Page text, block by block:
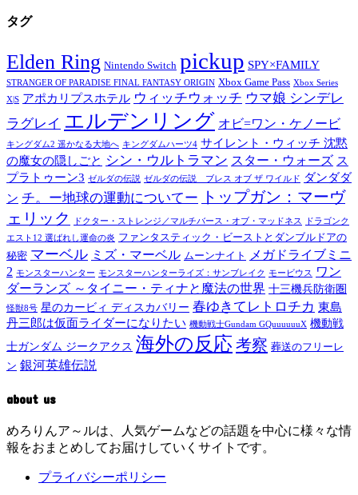
タグ
Elden Ring Nintendo Switch pickup SPY×FAMILY
STRANGER OF PARADISE FINAL FANTASY ORIGIN Xbox Game Pass Xbox Series
X|S アポカリプスホテル ウィッチウォッチ ウマ娘 シンデレ
ラグレイ エルデンリング オビ=ワン・ケノービ
キングダム2 遥かなる大地へ キングダムハーツ4 サイレント・ウィッチ 沈黙
の魔女の隠しごと シン・ウルトラマン スター・ウォーズ ス
プラトゥーン3 ゼルダの伝説 ゼルダの伝説 ブレス オブ ザ ワイルド
ダンダダ
ン チ。ー地球の運動についてー
トップガン：マーヴ
ェリック
ドクター・ストレンジ／マルチバース・オブ・マッドネス
ドラゴンク
エスト12 選ばれし運命の炎 ファンタスティック・ビーストとダンブルドアの
秘密 マーベル ミズ・マーベル ムーンナイト
メガドライブミニ
2 モンスターハンター モンスターハンターライズ：サンブレイク モービウス
ワン
ダーランズ ～タイニー・ティナと魔法の世界 十三機兵防衛圏
怪獣8号 星のカービィ ディスカバリー 春ゆきてレトロチカ 東島
丹三郎は仮面ライダーになりたい 機動戦士Gundam GQuuuuuuX 機動戦
士ガンダム ジークアクス 海外の反応 考察 葬送のフリーレ
ン 銀河英雄伝説
about us
めろりんア～ルは、人気ゲームなどの話題を中心に様々な情
報をおまとめしてお届けしていくサイトです。
プライバシーポリシー